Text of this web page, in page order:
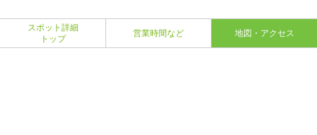
スポット詳細
トップ
営業時間など 地図・アクセス